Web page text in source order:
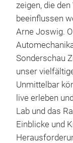
zeigen, die
beeinflussen
Arne Joswig.
Sonderschau
unser
Unmittelbar
live erleben
Lab und das
Einblicke und